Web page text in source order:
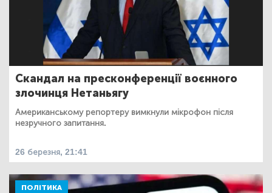
Скандал на пресконференції воєнного
злочинця Нетаньягу
Американському репортеру вимкнули мікрофон після
незручного запитання.
26 березня, 21:41
ПОЛІТИКА